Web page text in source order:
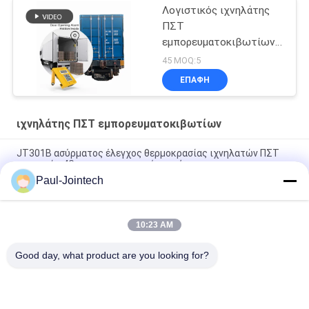
Λογιστικός ιχνηλάτης
ΠΣΤ
εμπορευματοκιβωτίων
συνήθειας
45 MOQ:5
ΕΠΑΦΉ
ιχνηλάτης ΠΣΤ εμπορευματοκιβωτίων
JT301B ασύρματος έλεγχος θερμοκρασίας ιχνηλατών ΠΣΤ
μαγνητών 4G για τα κατεψυγμένα οχήματα
Ελεγκτικός ιχνηλάτης ΠΣΤ εμπορευματοκιβωτίων πορτών
μέσα στο εμπορευματοκιβώτιο 3 μήνες μπαταριών
Αντικλεπτικός ιχνηλάτης IP67 ΠΣΤ εμπορευματοκιβωτίων
Paul-Jointech
10:23 AM
Good day, what product are you looking for?